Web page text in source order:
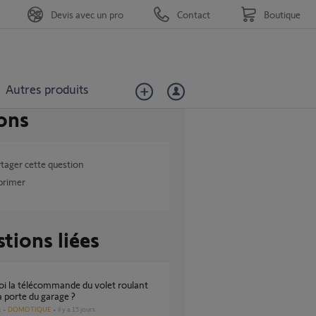
Autres produits
Devis avec un pro Contact Boutique
cette question
liées
porte du garage ?
DOMOTIQUE il y a 15 jours